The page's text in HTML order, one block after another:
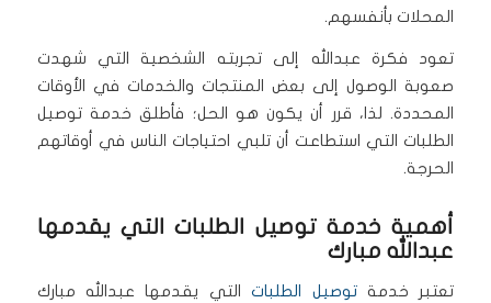
المحلات بأنفسهم.
تعود فكرة عبدالله إلى تجربته الشخصية التي شهدت
صعوبة الوصول إلى بعض المنتجات والخدمات في الأوقات
المحددة. لذا، قرر أن يكون هو الحل؛ فأطلق خدمة توصيل
الطلبات التي استطاعت أن تلبي احتياجات الناس في أوقاتهم
الحرجة.
أهمية خدمة توصيل الطلبات التي يقدمها
عبدالله مبارك
تعتبر خدمةتوصيل الطلباتالتي يقدمها عبدالله مبارك